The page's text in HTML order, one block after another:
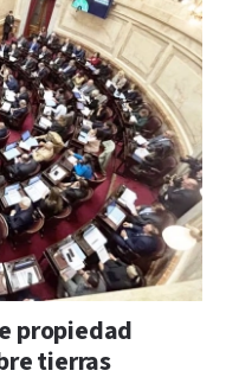
propiedad
tierras